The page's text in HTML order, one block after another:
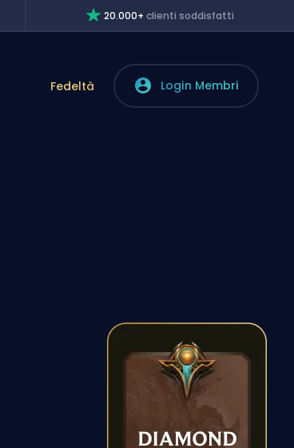
20.000+clienti soddisfatti
Fedeltà Login Membri